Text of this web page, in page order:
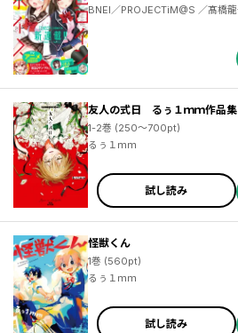
／小野大輔 ／近藤孝行 ／松葉サトル ／Ｓｏｕｎｄ Ｈｏｒｉｚｏｎ ／ゆづか正成 ／ＯＮＥ ／ｂｏｓｅ ／山田ヒツジ ／武本糸会 ／冬葉つがる ／友麻碧 ／泉乃せん ／Ｌａｒｕｈａ ／柚子れもん ／かじか航 ／春の日びより ／緒崎カホ ／山いも三太郎 ／やしろ学 ／ＡＴＬＵＳ ／梶島正樹 ／仲里はるな ／日下一郎 ／小雨大豆 ／武井１０日 ／凪庵 ／ＣＵＴＥＧ ／青柳碧人 ／モトエ恵介 ／吉富昭仁 ／上橋菜穂子 ／杉井光 ／ＹＵＩ ／ぽんかん８ ／尾玉なみえ ／ジコウリュウ ／福田泰宏 ／SNK ／明地雫 ／田中ほさな ／関根光太郎
BNEI／PROJECTiM@S ／髙橋龍也 ／まな ／ＴＹＰＥ－ＭＯＯＮ ／大森葵 ／脊髄引き抜きの刑 ／英貴 ／竹岡葉月 ／フライ ／ねことうふ ／中田ゆみ ／安藤正基 ／武梨えり ／もちオーレ ／majoccoid ／ベニガシラ ／東ふゆ ／上海散爆網絡科技有限公司 ／Ling ／蝉丸 ／吉谷光平 ／ｉｃｈｉｎｏｍｉ ／9℃ ／オンディ ／檜山大輔 ／まもウィリアムズ ／施川ユウキ ／しんどう ／空地大乃 ／色意しのぶ ／ぎん太郎 ／りすまい ／みなつき ／肋兵器 ／はにゅう ／shri ／長野文三郎 ／結城心一 ／てんまそ ／しはる
友人の式日 るぅ１ｍｍ作品集
1-2巻 (250～700pt)
るぅ１ｍｍ
試し読み
怪獣くん
1巻 (560pt)
るぅ１ｍｍ
試し読み